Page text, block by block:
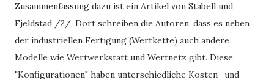
Zusammenfassung dazu ist ein Artikel von Stabell und
Fjeldstad /2/. Dort schreiben die Autoren, dass es neben
der industriellen Fertigung (Wertkette) auch andere
Modelle wie Wertwerkstatt und Wertnetz gibt. Diese
"Konfigurationen" haben unterschiedliche Kosten- und